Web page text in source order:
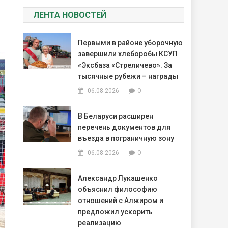
ЛЕНТА НОВОСТЕЙ
Первыми в районе уборочную
завершили хлеборобы КСУП
«Эксбаза «Стреличево». За
тысячные рубежи – награды
06.08.2026 0
В Беларуси расширен
перечень документов для
въезда в пограничную зону
06.08.2026 0
Александр Лукашенко
объяснил философию
отношений с Алжиром и
предложил ускорить
реализацию